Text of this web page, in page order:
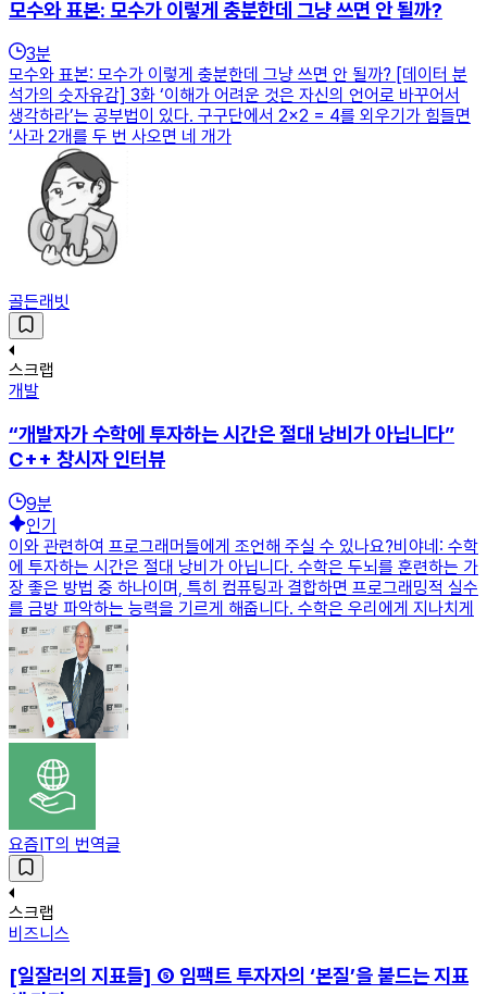
모수와 표본: 모수가 이렇게 충분한데 그냥 쓰면 안 될까?
3분
모수와 표본: 모수가 이렇게 충분한데 그냥 쓰면 안 될까? [데이터 분
석가의 숫자유감] 3화 ‘이해가 어려운 것은 자신의 언어로 바꾸어서
생각하라’는 공부법이 있다. 구구단에서 2×2 = 4를 외우기가 힘들면
‘사과 2개를 두 번 사오면 네 개가
골든래빗
스크랩
개발
“개발자가 수학에 투자하는 시간은 절대 낭비가 아닙니다”
C++ 창시자 인터뷰
9분
인기
이와 관련하여 프로그래머들에게 조언해 주실 수 있나요?비야네: 수학
에 투자하는 시간은 절대 낭비가 아닙니다. 수학은 두뇌를 훈련하는 가
장 좋은 방법 중 하나이며, 특히 컴퓨팅과 결합하면 프로그래밍적 실수
를 금방 파악하는 능력을 기르게 해줍니다. 수학은 우리에게 지나치게
요즘IT의 번역글
스크랩
비즈니스
[일잘러의 지표들] ⑤ 임팩트 투자자의 ‘본질’을 붙드는 지표